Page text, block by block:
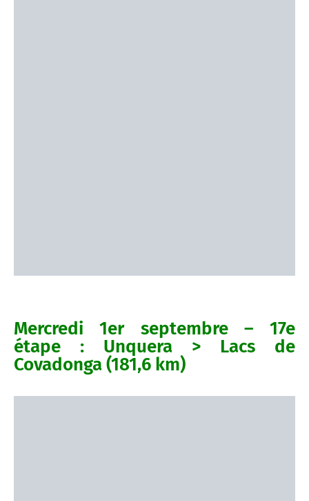
Mercredi 1er septembre – 17e
étape : Unquera > Lacs de
Covadonga (181,6 km)